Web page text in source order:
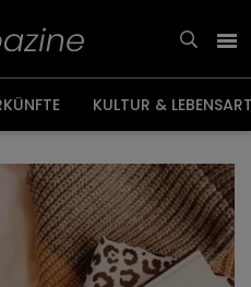
KULTUR &